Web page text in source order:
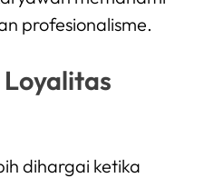
profesionalisme.
dihargai ketika